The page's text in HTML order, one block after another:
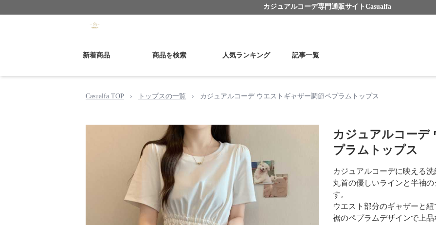
カジュアルコーデ専門通販サイト Casualfa
新着商品 商品を検索 人気ランキング 記事一覧
Casualfa TOP › トップスの一覧 › カジュアルコーデ ウエストギャザー調節ペプラムトップス
カジュアルコーデ
プラムトップス
カジュアルコーデに映える
丸首の優しいラインと半袖
す。
ウエスト部分のギャザーと
裾のペプラムデザインで上品